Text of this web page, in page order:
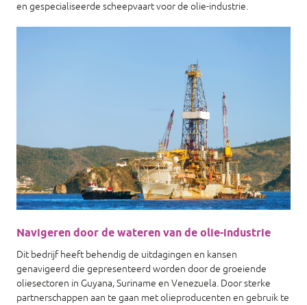
en gespecialiseerde scheepvaart voor de olie-industrie.
Navigeren door de wateren van de olie-industrie
Dit bedrijf heeft behendig de uitdagingen en kansen
genavigeerd die gepresenteerd worden door de groeiende
oliesectoren in Guyana, Suriname en Venezuela. Door sterke
partnerschappen aan te gaan met olieproducenten en gebruik te